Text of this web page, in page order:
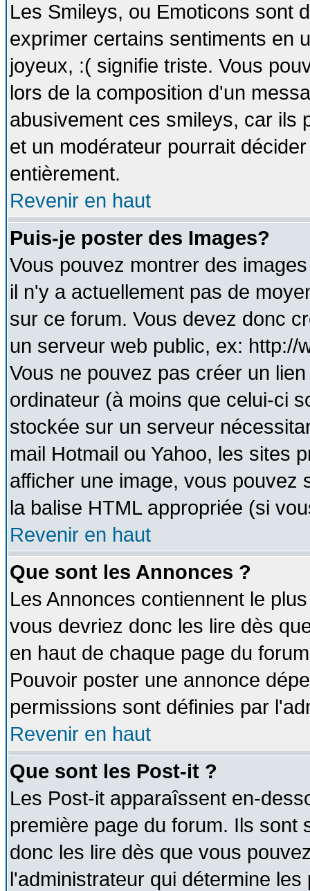
Les Smileys, ou Emoticons sont
exprimer certains sentiments en
joyeux, :( signifie triste. Vous
lors de la composition d'un
abusivement ces smileys, car ils
et un modérateur pourrait
entièrement.
Revenir en haut
Puis-je poster des Images?
Vous pouvez montrer des
il n'y a actuellement pas de
sur ce forum. Vous devez donc
un serveur web public, ex: http://
Vous ne pouvez pas créer un
ordinateur (à moins que celui-ci
stockée sur un serveur
mail Hotmail ou Yahoo, les sites
afficher une image, vous pouvez
la balise HTML appropriée (si
Revenir en haut
Que sont les Annonces ?
Les Annonces contiennent le
vous devriez donc les lire dès
en haut de chaque page du
Pouvoir poster une annonce
permissions sont définies par
Revenir en haut
Que sont les Post-it ?
Les Post-it apparaîssent en-
première page du forum. Ils
donc les lire dès que vous
l'administrateur qui détermine